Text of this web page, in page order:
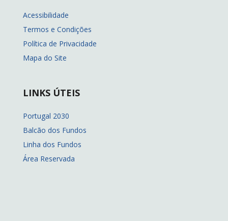
Acessibilidade
Termos e Condições
Política de Privacidade
Mapa do Site
LINKS ÚTEIS
Portugal 2030
Balcão dos Fundos
Linha dos Fundos
Área Reservada